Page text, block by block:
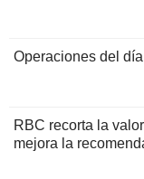
Operaciones del
RBC recorta la
mejora la